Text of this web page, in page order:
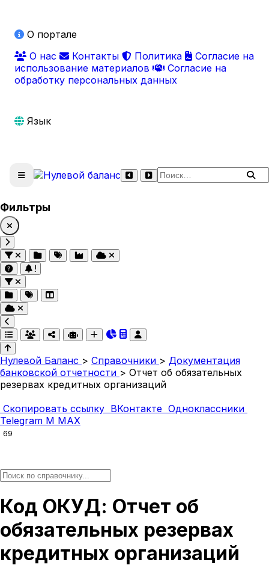
О портале
О нас
Контакты Политика
Согласие на
использование материалов
Согласие на
обработку персональных данных
Язык
Поиск по сайту
Фильтры
Нулевой Баланс > Справочники > Документация
банковской отчетности > Отчет об обязательных
резервах кредитных организаций
Скопировать ссылку ВКонтакте Одноклассники
Telegram M MAX
69
Код ОКУД: Отчет об
обязательных резервах
кредитных организаций